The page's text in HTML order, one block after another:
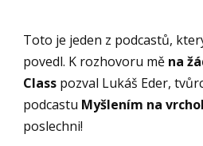
Toto je jeden z podcastů,
povedl. K rozhovoru mě na
Class pozval Lukáš Eder,
podcastu Myšlením na
poslechni!